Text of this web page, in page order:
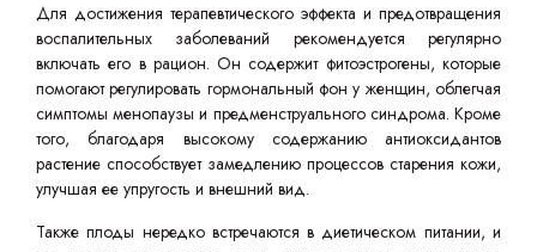
Для достижения терапевтического эффекта и предотвращения
воспалительных заболеваний рекомендуется регулярно
включать его в рацион. Он содержит фитоэстрогены, которые
помогают регулировать гормональный фон у женщин, облегчая
симптомы менопаузы и предменструального синдрома. Кроме
того, благодаря высокому содержанию антиоксидантов
растение способствует замедлению процессов старения кожи,
улучшая ее упругость и внешний вид.
Также плоды нередко встречаются в диетическом питании, и